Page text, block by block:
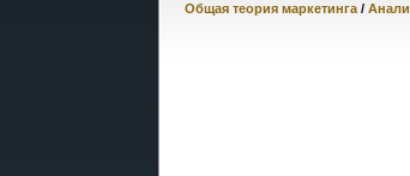
Общая теория маркетинга /